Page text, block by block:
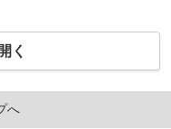
く
へ